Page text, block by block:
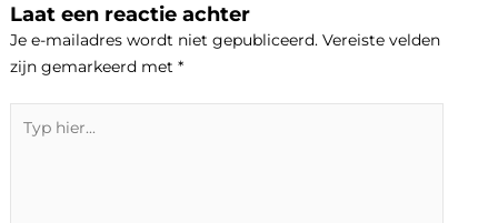
Laat een reactie achter
Je e-mailadres wordt niet gepubliceerd. Vereiste velden
zijn gemarkeerd met*
hier...